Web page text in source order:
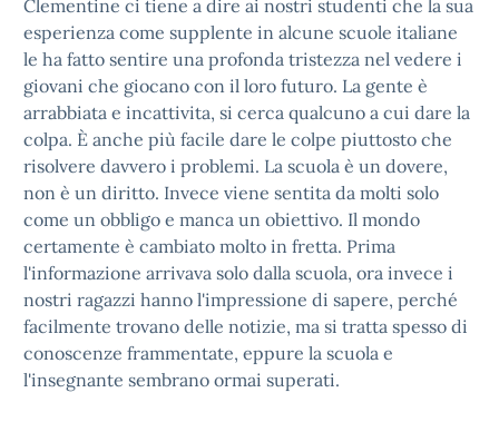
Clementine ci tiene a dire ai nostri studenti che la sua
esperienza come supplente in alcune scuole italiane
le ha fatto sentire una profonda tristezza nel vedere i
giovani che giocano con il loro futuro. La gente è
arrabbiata e incattivita, si cerca qualcuno a cui dare la
colpa. È anche più facile dare le colpe piuttosto che
risolvere davvero i problemi. La scuola è un dovere,
non è un diritto. Invece viene sentita da molti solo
come un obbligo e manca un obiettivo. Il mondo
certamente è cambiato molto in fretta. Prima
l'informazione arrivava solo dalla scuola, ora invece i
nostri ragazzi hanno l'impressione di sapere, perché
facilmente trovano delle notizie, ma si tratta spesso di
conoscenze frammentate, eppure la scuola e
l'insegnante sembrano ormai superati.